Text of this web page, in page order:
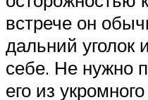
встрече он
дальний уголок
себе. Не нужно
его из